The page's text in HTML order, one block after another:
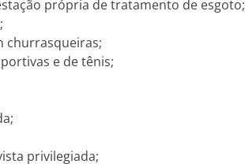
própria de tratamento de esgoto;
churrasqueiras;
e de tênis;
privilegiada;